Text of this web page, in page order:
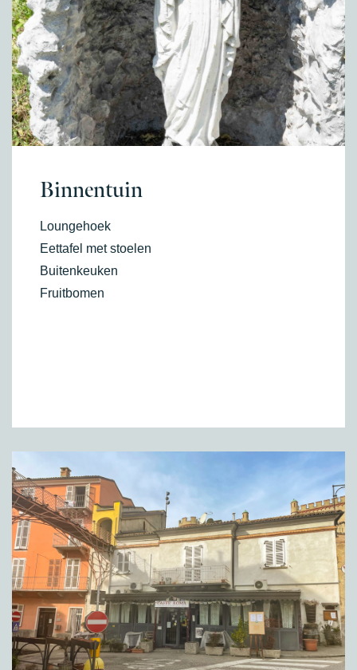
Binnentuin
Loungehoek
Eettafel met stoelen
Buitenkeuken
Fruitbomen